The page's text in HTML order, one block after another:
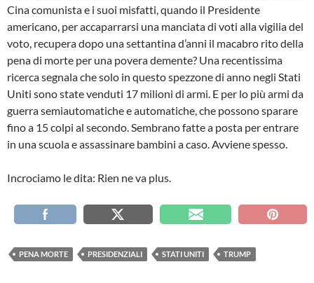
Cina comunista e i suoi misfatti, quando il Presidente
americano, per accaparrarsi una manciata di voti alla vigilia del
voto, recupera dopo una settantina d’anni il macabro rito della
pena di morte per una povera demente? Una recentissima
ricerca segnala che solo in questo spezzone di anno negli Stati
Uniti sono state venduti 17 milioni di armi. E per lo più armi da
guerra semiautomatiche e automatiche, che possono sparare
fino a 15 colpi al secondo. Sembrano fatte a posta per entrare
in una scuola e assassinare bambini a caso. Avviene spesso.
Incrociamo le dita: Rien ne va plus.
PENA MORTE PRESIDENZIALI STATI UNITI TRUMP